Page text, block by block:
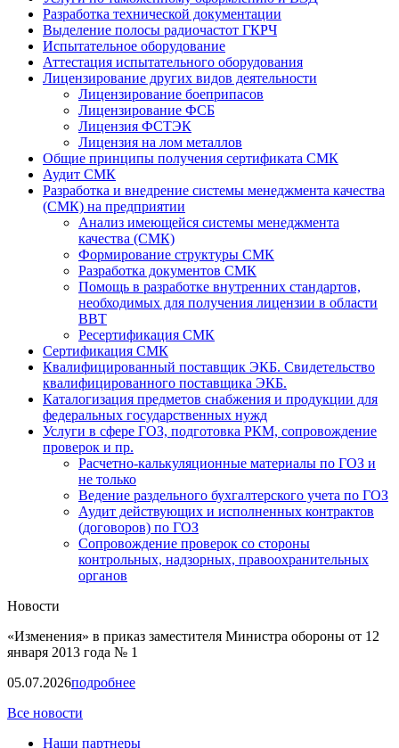
Разработка технической документации
Выделение полосы радиочастот ГКРЧ
Испытательное оборудование
Аттестация испытательного оборудования
Лицензирование других видов деятельности
Лицензирование боеприпасов
Лицензирование ФСБ
Лицензия ФСТЭК
Лицензия на лом металлов
Общие принципы получения сертификата СМК
Аудит СМК
Разработка и внедрение системы менеджмента качества
(СМК) на предприятии
Анализ имеющейся системы менеджмента
качества (СМК)
Формирование структуры СМК
Разработка документов СМК
Помощь в разработке внутренних стандартов,
необходимых для получения лицензии в области
ВВТ
Ресертификация СМК
Сертификация СМК
Квалифицированный поставщик ЭКБ. Свидетельство
квалифицированного поставщика ЭКБ.
Каталогизация предметов снабжения и продукции для
федеральных государственных нужд
Услуги в сфере ГОЗ, подготовка РКМ, сопровождение
проверок и пр.
Расчетно-калькуляционные материалы по ГОЗ и
не только
Ведение раздельного бухгалтерского учета по ГОЗ
Аудит действующих и исполненных контрактов
(договоров) по ГОЗ
Cопровождение проверок со стороны
контрольных, надзорных, правоохранительных
органов
Новости
«Изменения» в приказ заместителя Министра обороны от 12
января 2013 года № 1
05.07.2026подробнее
Все новости
Наши партнеры